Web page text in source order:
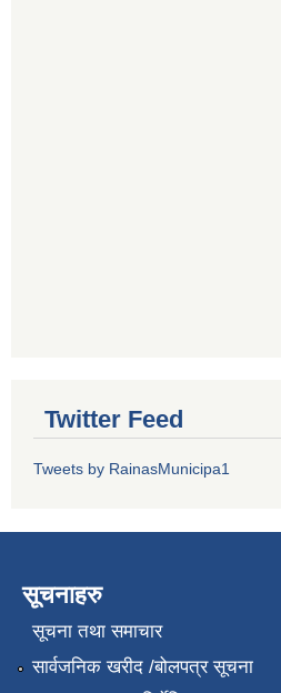
Twitter Feed
Tweets by RainasMunicipa1
सूचनाहरु
सूचना तथा समाचार
सार्वजनिक खरीद /बोलपत्र सूचना